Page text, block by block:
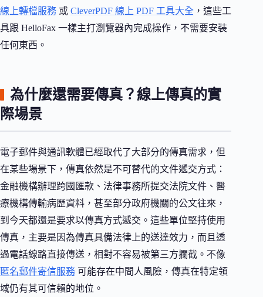
線上轉檔服務 或 CleverPDF 線上 PDF 工具大全 ，這些工
具跟 HelloFax 一樣主打瀏覽器內完成操作，不需要安裝
任何東西。
為什麼還需要傳真？線上傳真的實
際場景
電子郵件與通訊軟體已經取代了大部分的傳真需求，但
在某些場景下，傳真依然是不可替代的文件遞交方式：
金融機構辦理跨國匯款、法律事務所提交法院文件、醫
療機構傳輸病歷資料，甚至部分政府機關的公文往來，
到今天都還是要求以傳真方式遞交。這些單位堅持使用
傳真，主要是因為傳真具備法律上的送達效力，而且透
過電話線路直接傳送，相對不容易被第三方攔截。不像
匿名郵件寄信服務 可能存在中間人風險，傳真在特定領
域仍有其可信賴的地位。